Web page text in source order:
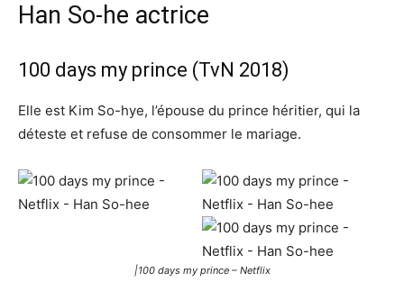
Han So-he actrice
100 days my prince (TvN 2018)
Elle est Kim So-hye, l’épouse du prince héritier, qui la
déteste et refuse de consommer le mariage.
|100 days my prince – Netflix